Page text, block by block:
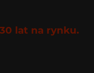
lat na rynku.